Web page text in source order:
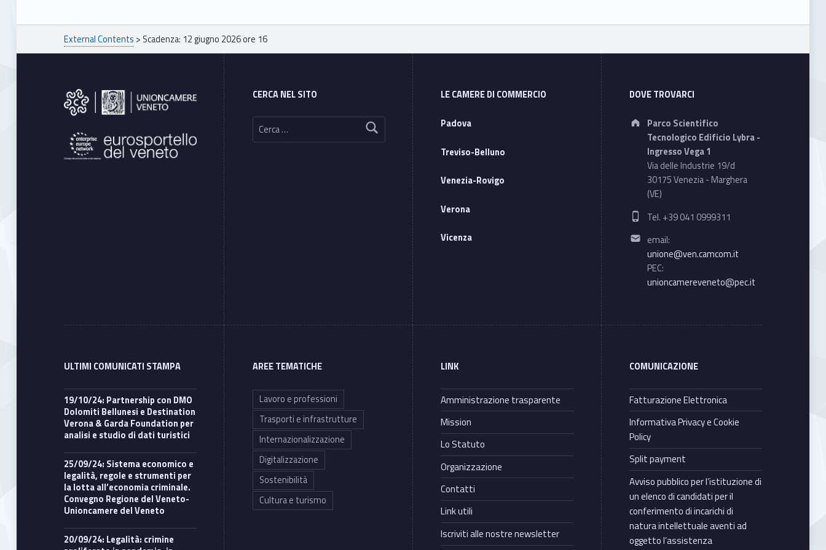
Breadcrumbs navigation
External Contents > Scadenza: 12 giugno 2026 ore 16
Footer sidebar
CERCA NEL SITO
Ricerca per:
LE CAMERE DI COMMERCIO
Padova
Treviso-Belluno
Venezia-Rovigo
Verona
Vicenza
DOVE TROVARCI
Address:
Parco Scientifico
Tecnologico Edificio Lybra -
Ingresso Vega 1
Via delle Industrie 19/d
30175 Venezia - Marghera
(VE)
Phone number:
Tel. +39 041 0999311
Email address:
email:
unione@ven.camcom.it
PEC:
unioncamereveneto@pec.it
ULTIMI COMUNICATI STAMPA
19/10/24: Partnership con DMO
Dolomiti Bellunesi e Destination
Verona & Garda Foundation per
analisi e studio di dati turistici
25/09/24: Sistema economico e
legalità, regole e strumenti per
la lotta all’economia criminale.
Convegno Regione del Veneto-
Unioncamere del Veneto
20/09/24: Legalità: crimine
AREE TEMATICHE
Lavoro e professioni
Trasporti e infrastrutture
Internazionalizzazione
Digitalizzazione
Sostenibilità
Cultura e turismo
LINK
Amministrazione trasparente
Mission
Lo Statuto
Organizzazione
Contatti
Link utili
Iscriviti alle nostre newsletter
COMUNICAZIONE
Fatturazione Elettronica
Informativa Privacy e Cookie
Policy
Split payment
Avviso pubblico per l’istituzione di
un elenco di candidati per il
conferimento di incarichi di
natura intellettuale aventi ad
oggetto l’assistenza